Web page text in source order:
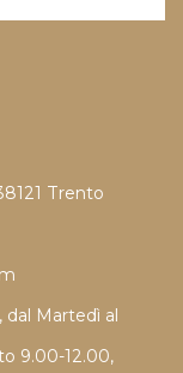
Trento
dal Martedì al
9.00-12.00,